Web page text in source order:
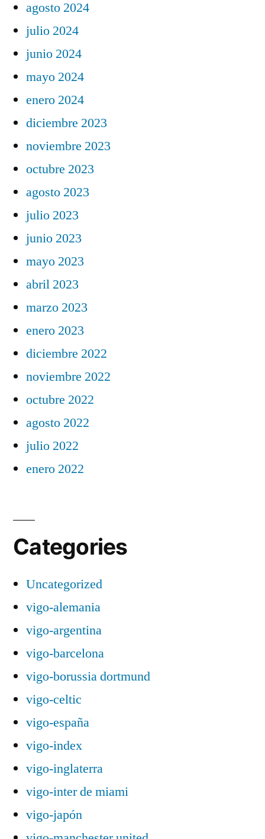
agosto 2024
julio 2024
junio 2024
mayo 2024
enero 2024
diciembre 2023
noviembre 2023
octubre 2023
agosto 2023
julio 2023
junio 2023
mayo 2023
abril 2023
marzo 2023
enero 2023
diciembre 2022
noviembre 2022
octubre 2022
agosto 2022
julio 2022
enero 2022
Categories
Uncategorized
vigo-alemania
vigo-argentina
vigo-barcelona
vigo-borussia dortmund
vigo-celtic
vigo-españa
vigo-index
vigo-inglaterra
vigo-inter de miami
vigo-japón